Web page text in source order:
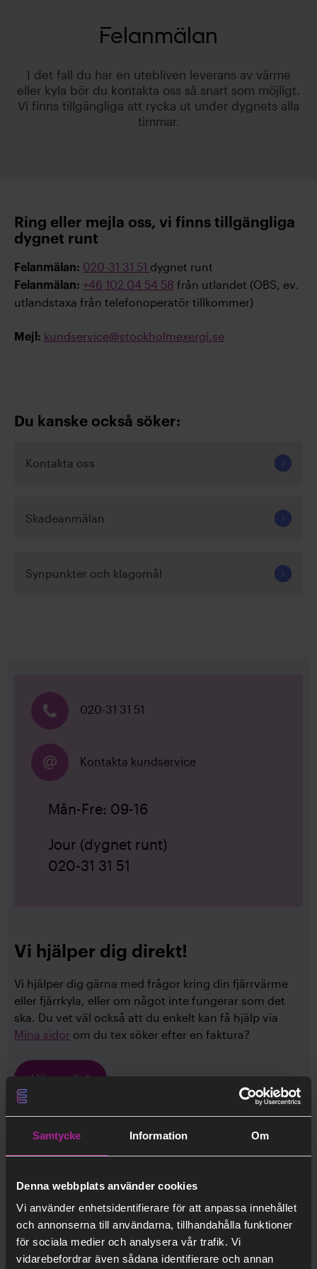
Samtycke Information Om
Denna webbplats använder cookies
Vi använder enhetsidentifierare för att anpassa innehållet
och annonserna till användarna, tillhandahålla funktioner
för sociala medier och analysera vår trafik. Vi
vidarebefordrar även sådana identifierare och annan
Felanmälan
I det fall du har en utebliven leverans av värme
eller kyla bör du kontakta oss så snart som möjligt.
Vi finns tillgängliga att rycka ut under dygnets alla
timmar.
Ring eller mejla oss, vi finns tillgängliga
dygnet runt
Felanmälan: 020-31 31 51 dygnet runt
Felanmälan: +46 102 04 54 58 från utlandet (OBS, ev.
utlandstaxa från telefonoperatör tillkommer)
Mejl: kundservice@stockholmexergi.se
Du kanske också söker:
Kontakta oss
Skadeanmälan
Synpunkter och klagomål
020-31 31 51
Kontakta kundservice
Mån-Fre: 09-16
Jour (dygnet runt)
020-31 31 51
Vi hjälper dig direkt!
Vi hjälper dig gärna med frågor kring din fjärrvärme
eller fjärrkyla, eller om något inte fungerar som det
ska. Du vet väl också att du enkelt kan få hjälp via
Mina sidor om du tex söker efter en faktura?
Hör av dig!
More about Kundservice
Till dig som förvaltare
Skadeanmälan